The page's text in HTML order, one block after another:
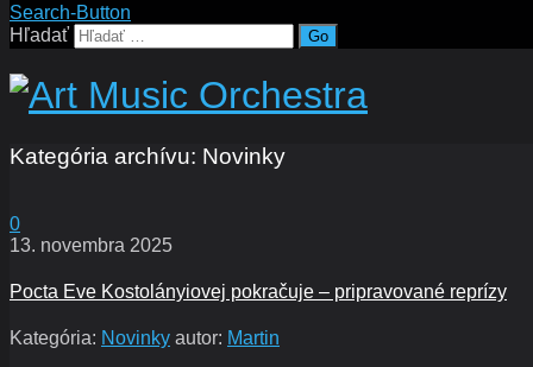
Search-Button
Hľadať
Kategória archívu: Novinky
0
13. novembra 2025
Pocta Eve Kostolányiovej pokračuje – pripravované reprízy
Kategória: Novinky autor: Martin